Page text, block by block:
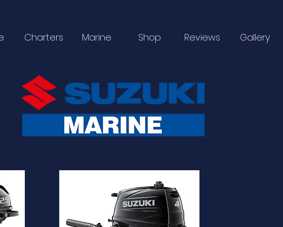
Charters Marine Shop Reviews Gallery